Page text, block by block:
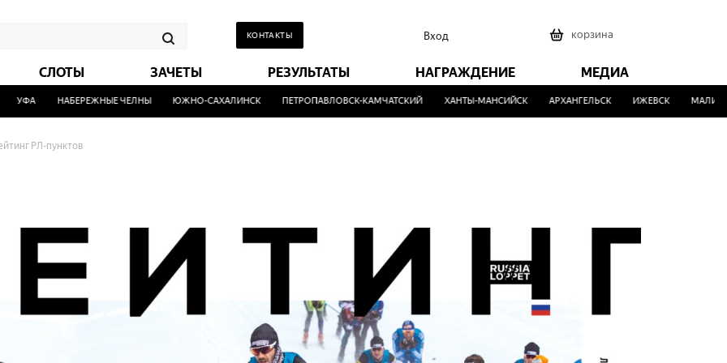
КОНТАКТЫ Вход корзина
СЛОТЫ ЗАЧЕТЫ РЕЗУЛЬТАТЫ НАГРАЖДЕНИЕ МЕДИА
НАБЕРЕЖНЫЕ ЧЕЛНЫ ЮЖНО-САХАЛИНСК ПЕТРОПАВЛОВСК-КАМЧАТСКИЙ ХАНТЫ-МАНСИЙСК АРХАНГЕЛЬСК ИЖЕВСК МАЛИНОВКА
РЛ-пунктов